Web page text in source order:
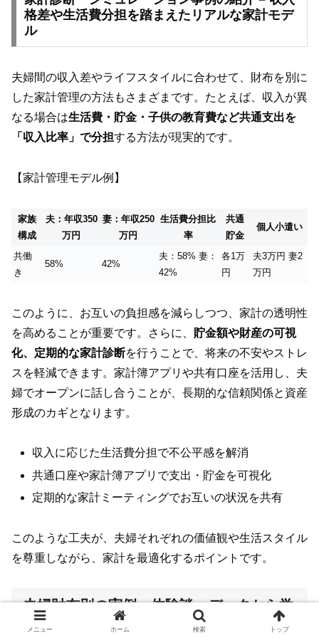
格差や生活費分担を踏まえたリアルな家計モデ
ル
夫婦間の収入差やライフスタイルに合わせて、財布を別に
した家計管理の方法もさまざまです。たとえば、収入が異
なる場合は生活費・貯金・子供の教育費など共通支出を
「収入比率」で分担する方法が現実的です。
【家計管理モデル例】
家族
構成
夫：年収350
万円
妻：年収250
万円
生活費分担比
率
共通
貯金
個人小遣い
共働
き
58% 42%
夫：58% 妻：
42%
各1万
円
夫3万円 妻2
万円
このように、お互いの負担感を減らしつつ、家計の透明性
を高めることが重要です。さらに、 貯金額や財産の可視
化、定期的な家計診断を行うことで、将来の不安やストレ
スを軽減できます。家計簿アプリや共有口座を活用し、夫
婦でオープンに話し合うことが、長期的な信頼関係と資産
形成のカギとなります。
収入に応じた生活費分担で不公平感を解消
共通口座や家計簿アプリで支出・貯金を可視化
定期的な家計ミーティングでお互いの状況を共有
このような工夫が、夫婦それぞれの価値観や生活スタイル
を尊重しながら、家計を最適化するポイントです。
夫婦財布別の実例・体験談・データから学
ぶ成功の秘訣
メニュー ホーム 検索 トップ